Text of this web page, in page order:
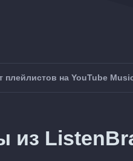
плейлистов на YouTube
из